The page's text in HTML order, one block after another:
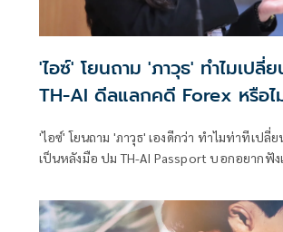
'ไอซ์' โยนถาม 'ภาวุธ' ทำไมเปลี่ยนท่าทีปม
TH-AI ดีลแลกคดี Forex หรือไม่ อยากฟัง
'ไอซ์' โยนถาม 'ภาวุธ' เองดีกว่า ทำไมท่าทีเปลี่ยนจากหน้ามือ
เป็นหลังมือ ปม TH-AI Passport บอกอยากฟั
เรื่อง 'ความคุ้มค่า' เพราะตอบเรื่อง 'ทุจริต' ไม่ได้ ย้ำธงปชน.
เปลี่ยน ล้มโครงการ ให้พับงบ 1,600 ล้านให้ได้